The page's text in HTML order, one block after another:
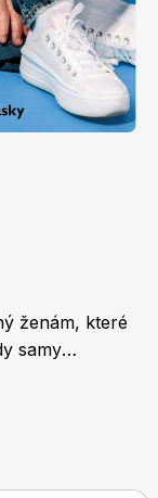
Venkov & styl
ženám, které
samy
v něm
Každý